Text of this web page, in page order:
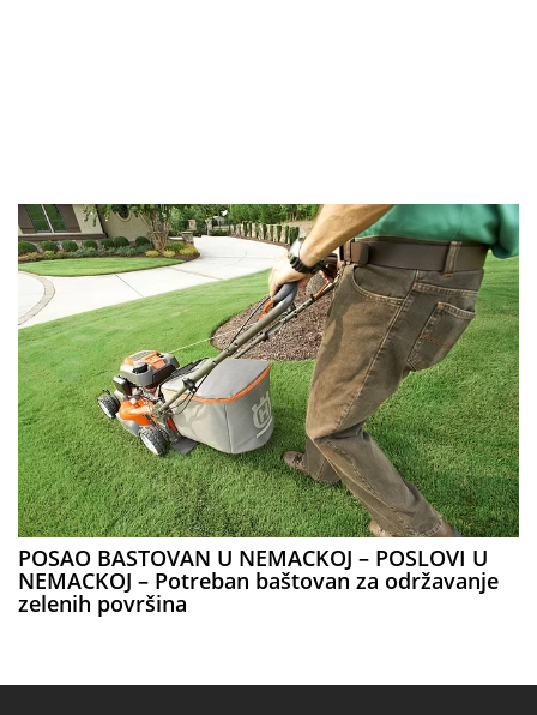
POSAO BASTOVAN U NEMACKOJ – POSLOVI U
NEMACKOJ – Potreban baštovan za održavanje
zelenih površina